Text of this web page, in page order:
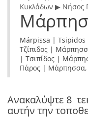
Κυκλάδων ▶ Νήσος
Márpissa | Tsipidos
Τζίπιδος |
| Τσιπίδος |
Πάρος | Μάρπησσα,
Ανακαλύψτε 8
αυτήν την